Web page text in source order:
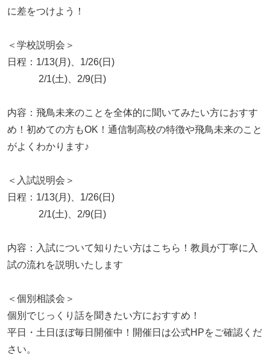
に差をつけよう！
＜学校説明会＞
日程：1/13(月)、1/26(日)
2/1(土)、2/9(日)
内容：飛鳥未来のことを全体的に聞いてみたい方におすす
め！初めての方もOK！通信制高校の特徴や飛鳥未来のこと
がよくわかります♪
＜入試説明会＞
日程：1/13(月)、1/26(日)
2/1(土)、2/9(日)
内容：入試について知りたい方はこちら！教員が丁寧に入
試の流れを説明いたします
＜個別相談会＞
個別でじっくり話を聞きたい方におすすめ！
平日・土日ほぼ毎日開催中！開催日は公式HPをご確認くだ
さい。